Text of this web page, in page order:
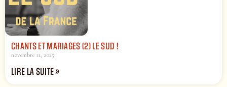
CHANTS ET MARIAGES (2) LE SUD !
novembre 11, 2025
LIRE LA SUITE »